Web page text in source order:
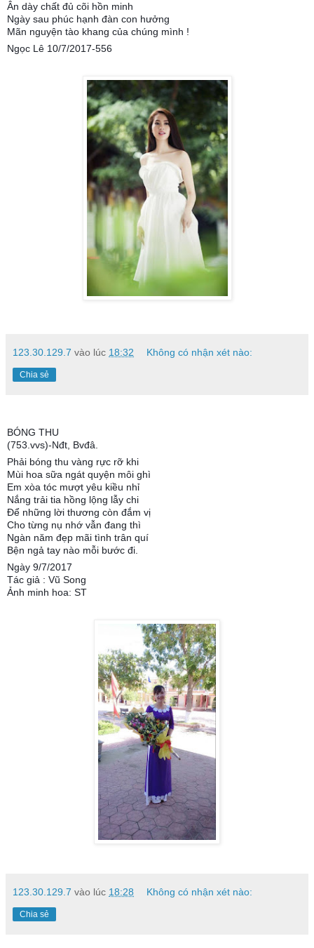
Ân dày chất đủ cõi hồn minh
Ngày sau phúc hạnh đàn con hưởng
Mãn nguyện tào khang của chúng mình !
Ngọc Lê 10/7/2017-556
123.30.129.7 vào lúc 18:32 Không có nhận xét nào:
Chia sẻ
BÓNG THU
(753.vvs)-Nđt, Bvđâ.
Phải bóng thu vàng rực rỡ khi
Mùi hoa sữa ngát quyện môi ghì
Em xòa tóc mượt yêu kiều nhỉ
Nắng trải tia hồng lộng lẫy chi
Để những lời thương còn đắm vị
Cho từng nụ nhớ vẫn đang thì
Ngàn năm đẹp mãi tình trân quí
Bện ngả tay nào mỗi bước đi.
Ngày 9/7/2017
Tác giả : Vũ Song
Ảnh minh hoa: ST
123.30.129.7 vào lúc 18:28 Không có nhận xét nào:
Chia sẻ